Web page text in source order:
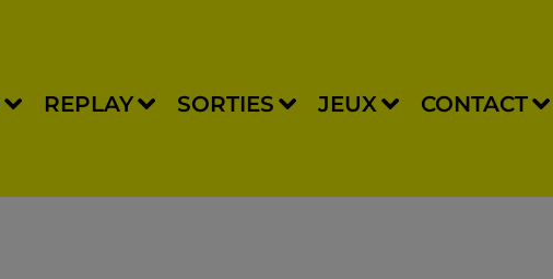
REPLAY SORTIES JEUX CONTACT